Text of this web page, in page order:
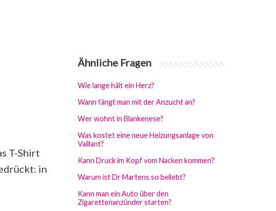
T-Shirt
in
Ähnliche Fragen
Wie lange hält ein Herz?
Wann fängt man mit der Anzucht an?
Wer wohnt in Blankenese?
Was kostet eine neue Heizungsanlage von
Vaillant?
Kann Druck im Kopf vom Nacken kommen?
Warum ist Dr Martens so beliebt?
Kann man ein Auto über den
Zigarettenanzünder starten?